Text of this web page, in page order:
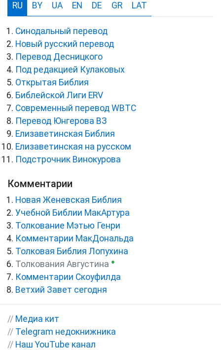
RU BY UA EN DE GR LAT
Синодальный перевод
Новый русский перевод
Перевод Десницкого
Под редакцией Кулаковых
Открытая Библия
Библейской Лиги ERV
Cовременный перевод WBTC
Перевод Юнгерова ВЗ
Елизаветинская Библия
Елизаветинская на русском
Подстрочник Винокурова
Комментарии
Новая Женевская Библия
Учебной Библии МакАртура
Толкование Мэтью Генри
Комментарии МакДональда
Толковая Библия Лопухина
Толкования Августина ●
Комментарии Скоуфилда
Ветхий Завет сегодня
// Медиа кит
// Telegram недокнижника
// Наш YouTube канал